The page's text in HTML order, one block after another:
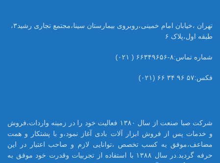
تهران ،خیابان امام خمینی،روبروی بیمارستان سینا،مجتمع تجاری رشید۳،
طبقه اول،پلاک ۶
شماره تماس:۸-۶۶۳۴۹۶۵۶ ( ۰۲۱)
فکس:۵۷ ۹۶ ۳۴ ۶۶ (۰۲۱)
شرکت صبا صنعت از سال ۱۳۸۰ فعالیت خود را در زمینه واردات،فروش
و خدمات پس از فروش ابزار آلات بادی آغاز نمود،و با پشتکار و همت
مضاعف،موفق به کسب تخصص ،توانایی لازم و صاحب اعتبار در این
حرفه گردید.در سال ۱۳۸۸ با استفاده از تجربیات وقدرت خود موفق به